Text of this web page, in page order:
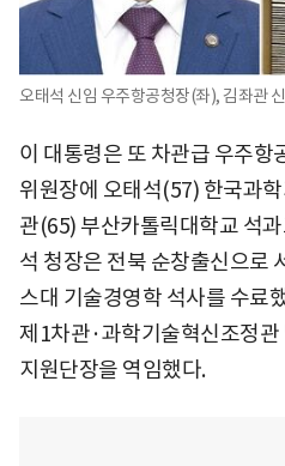
오태석 신임 우주항공청장(좌), 김좌관
이 대통령은 또 차관급 우주항
위원장에 오태석(57) 한국과
관(65) 부산카톨릭대학교 석
석 청장은 전북 순창출신으로
스대 기술경영학 석사를 수료
제1차관·과학기술혁신조정관
지원단장을 역임했다.